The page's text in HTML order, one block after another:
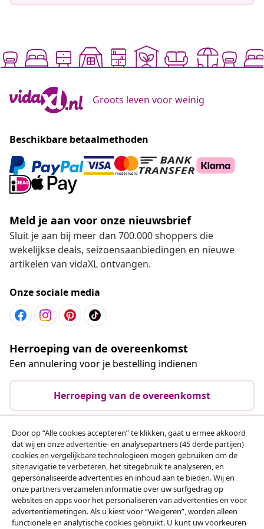
Groots leven voor weinig
Beschikbare betaalmethoden
Meld je aan voor onze nieuwsbrief
Sluit je aan bij meer dan 700.000 shoppers die
wekelijkse deals, seizoensaanbiedingen en nieuwe
artikelen van vidaXL ontvangen.
Onze sociale media
Herroeping van de overeenkomst
Een annulering voor je bestelling indienen
Herroeping van de overeenkomst
Klantenservice
Zakelijk
vidaXL
Door op “Alle cookies accepteren” te klikken, gaat u ermee akkoord
dat wij en onze advertentie- en analysepartners (45 derde partijen)
cookies en vergelijkbare technologieën mogen gebruiken om de
sitenavigatie te verbeteren, het sitegebruik te analyseren, en
gepersonaliseerde advertenties en inhoud aan te bieden. Wij en
onze partners verzamelen informatie over uw surfgedrag op
websites en apps voor het personaliseren van advertenties en voor
advertentiemetingen. Als u kiest voor “Weigeren”, worden alleen
functionele en analytische cookies gebruikt. U kunt uw voorkeuren